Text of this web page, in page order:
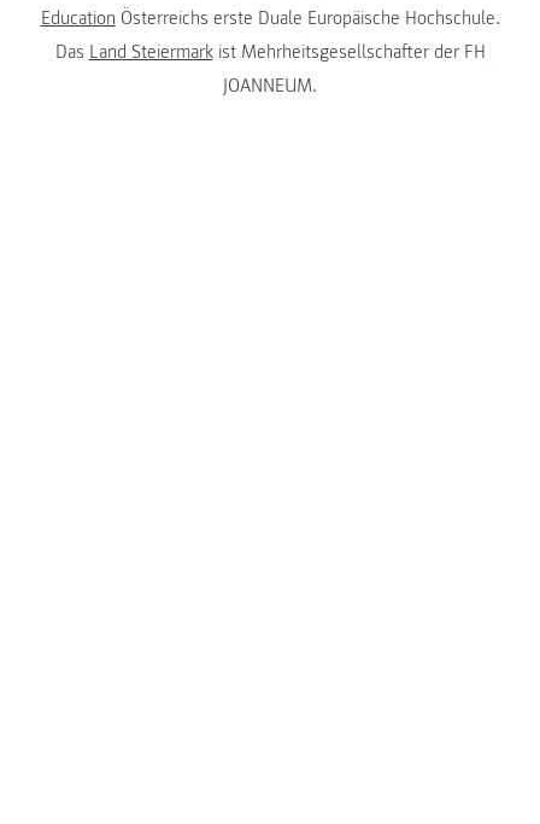
Education Österreichs erste Duale Europäische Hochschule.
Das Land Steiermarkist Mehrheitsgesellschafter der FH
JOANNEUM.